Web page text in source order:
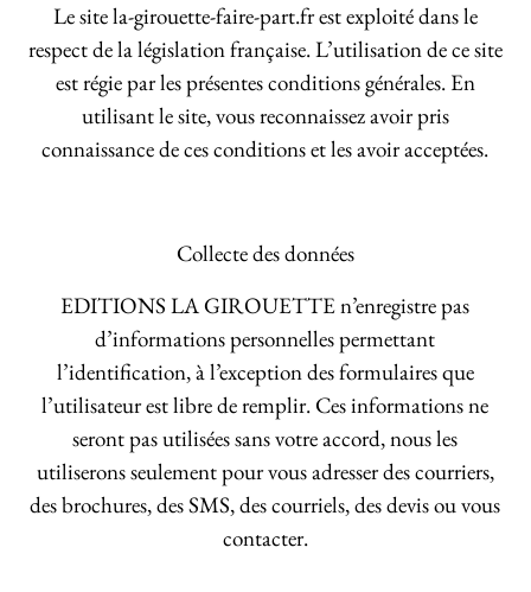
Le site la-girouette-faire-part.fr est exploité dans le
respect de la législation française. L’utilisation de ce site
est régie par les présentes conditions générales. En
utilisant le site, vous reconnaissez avoir pris
connaissance de ces conditions et les avoir acceptées.
Collecte des données
EDITIONS LA GIROUETTE n’enregistre pas
d’informations personnelles permettant
l’identification, à l’exception des formulaires que
l’utilisateur est libre de remplir. Ces informations ne
seront pas utilisées sans votre accord, nous les
utiliserons seulement pour vous adresser des courriers,
des brochures, des SMS, des courriels, des devis ou vous
contacter.